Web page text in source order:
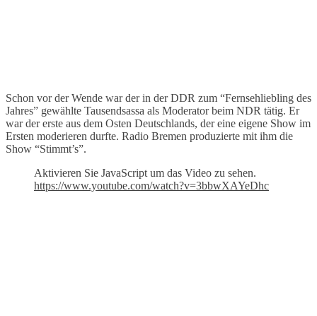
Schon vor der Wende war der in der DDR zum “Fernsehliebling des
Jahres” gewählte Tausendsassa als Moderator beim NDR tätig. Er
war der erste aus dem Osten Deutschlands, der eine eigene Show im
Ersten moderieren durfte. Radio Bremen produzierte mit ihm die
Show “Stimmt’s”.
Aktivieren Sie JavaScript um das Video zu sehen.
https://www.youtube.com/watch?v=3bbwXAYeDhc